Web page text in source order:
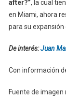
after?”, la cual
en Miami, ahora
para su expansión
De interés:Juan
Con información
Fuente de